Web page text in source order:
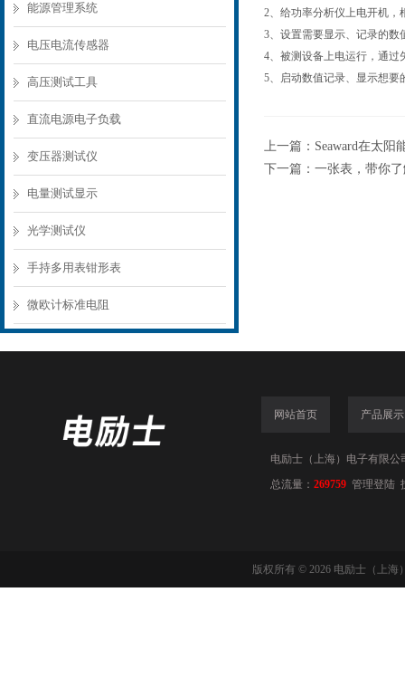
能源管理系统
电压电流传感器
高压测试工具
直流电源电子负载
变压器测试仪
电量测试显示
光学测试仪
手持多用表钳形表
微欧计标准电阻
2、给功率分析仪上电开机
3、设置需要显示、记录的
4、被测设备上电运行，通
5、启动数值记录、显示想要
上一篇： Seaward在太阳
下一篇： 一张表，带你
网站首页 产品展示
电励士（上海）电子有限公
总流量： 269759 管理登陆
版权所有 © 2026 电励士（上